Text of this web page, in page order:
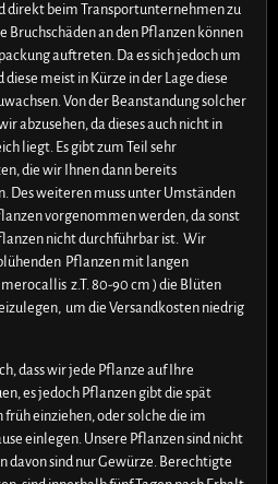
direkt beim Transportunternehmen zu
Bruchschäden an den Pflanzen können
auftreten. Da es sich jedoch um
meist in Kürze in der Lage diese
Von der Beanstandung solcher
abzusehen, da dieses auch nicht in
liegt. Es gibt zum Teil sehr
die wir Ihnen dann bereits
Des weiteren muss unter Umständen
vorgenommen werden, da sonst
nicht durchführbar ist. Wir
Pflanzen mit langen
z.T. 80-90 cm ) die Blüten
um die Versandkosten niedrig
dass wir jede Pflanze auf Ihre
es jedoch Pflanzen gibt die spät
früh einziehen, oder solche die im
einlegen. Unsere Pflanzen sind nicht
davon sind nur Gewürze. Berechtigte